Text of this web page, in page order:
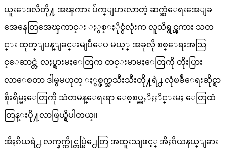
ယူးေဒလီတို႔ အၾကား ပ်က္ျပားလာတဲ့ ဆက္ဆံေရးအေျခ
အေနေတြအေၾကာင္း ႏွစ္ႏိုင္ငံလုံးက လူသိရွင္ၾကား သတ
င္း ထုတ္ျပန္ျခင္းမျပဳေပ မယ့္ အခုလို စစ္ေရးအသြ
င္ေဆာင္တဲ့ လႈပ္ရွားမႈေတြက တင္းမာမႈေတြကို တိုးပြား
လာေစတာ ဒါမွမဟုတ္ ႏွစ္ဖက္အသီးသီးတို႔ရဲ႕ လုံၿခဳံေရးဆိုင္ရာ
စိုးရိမ္မႈေတြကို သံတမန္ေရးရာ ေစ့စပ္ညႇိႏႈိင္းမႈ ေတြထံ
တြန္းပို႔လာဖြယ္ရွိပါတယ္။
အိႏၵိယရဲ႕ လက္နက္ကိုင္တပ္ဖြဲ႕ေတြ အထူးသျဖင့္ အိႏၵိယနယ္ျခား